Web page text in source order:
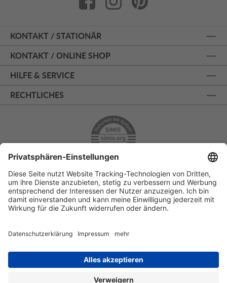
KONTAKT / STATIONÄR
KONTAKT / ONLINE SHOP
HILFE & SERVICE
RECHTLICHES
ÜBER 125 JAHRE AM PRINZIPALMARKT
PERSÖNLICHE BERATUNG
KOSTENLOSER RÜCKVERSAND